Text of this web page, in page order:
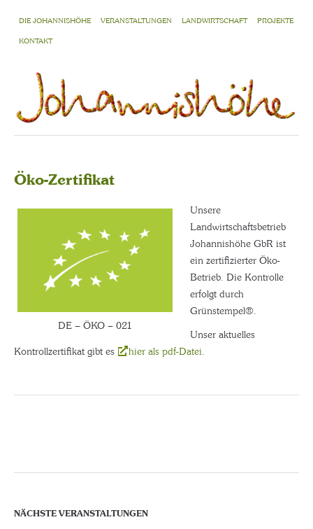
DIE JOHANNISHÖHE VERANSTALTUNGEN LANDWIRTSCHAFT PROJEKTE
KONTAKT
Öko-Zertifikat
DE – ÖKO – 021
Unsere
Landwirtschaftsbetrieb
Johannishöhe GbR ist
ein zertifizierter Öko-
Betrieb. Die Kontrolle
erfolgt durch
Grünstempel®.
Unser aktuelles
Kontrollzertifikat gibt es
hier als pdf-Datei.
NÄCHSTE VERANSTALTUNGEN